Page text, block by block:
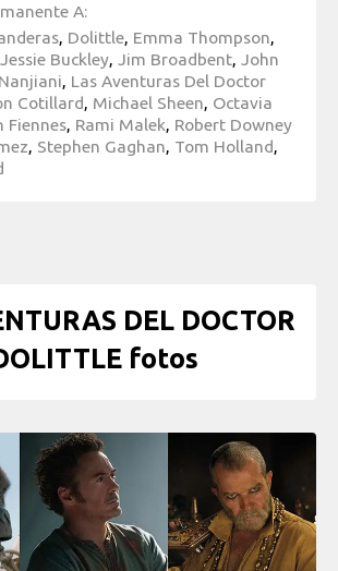
A:
, Dolittle, Emma Thompson,
Jessie Buckley, Jim Broadbent, John
, Las Aventuras Del Doctor
Cotillard, Michael Sheen, Octavia
Fiennes, Rami Malek, Robert Downey
, Stephen Gaghan, Tom Holland,
DEL DOCTOR
fotos